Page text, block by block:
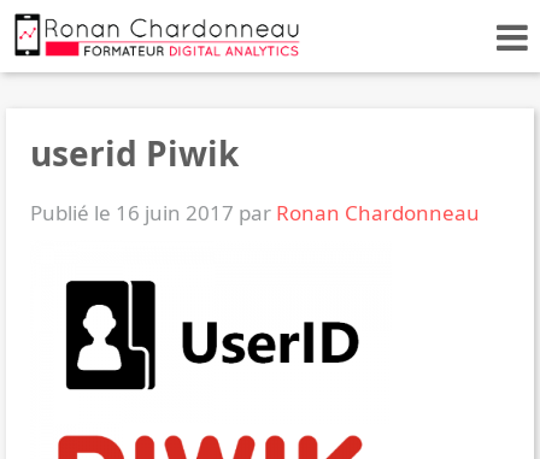
userid Piwik
Publié le 16 juin 2017 par Ronan Chardonneau